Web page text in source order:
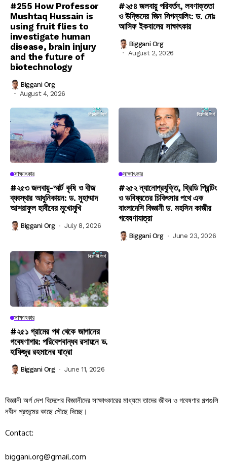
#255 How Professor
Mushtaq Hussain is
using fruit flies to
investigate human
disease, brain injury
and the future of
biotechnology
Biggani Org
August 4, 2026
#২৫৪ জলবায়ু পরিবর্তন, লবণাক্ততা
ও উদ্ভিদের জিন সিগন্যালিং: ড. মোঃ
আসিফ ইকবালের সাক্ষাৎকার
Biggani Org
August 2, 2026
সাক্ষাৎকার
#২৫৩ জলবায়ু-স্মার্ট কৃষি ও বীজ
ব্যবস্থার আধুনিকায়ন: ড. মুহাম্মাদ
আশরাফুল হাবীবের মুখোমুখি
Biggani Org July 8, 2026
সাক্ষাৎকার
#২৫২ ন্যানোপ্রযুক্তি, থ্রিডি প্রিন্টিং
ও ভবিষ্যতের চিকিৎসার পথে এক
বাংলাদেশি বিজ্ঞানী ড. মহসিন কাজীর
গবেষণাযাত্রা
Biggani Org June 23, 2026
সাক্ষাৎকার
#২৫১ গ্রামের পথ থেকে জাপানের
গবেষণাগার: পরিবেশবান্ধব রসায়নে ড.
হাফিজুর রহমানের যাত্রা
Biggani Org June 11, 2026
বিজ্ঞানী অর্গ দেশ বিদেশের বিজ্ঞানীদের সাক্ষাৎকারের মাধ্যমে তাদের জীবন ও গবেষণার গল্পগুলি
নবীন প্রজন্মের কাছে পৌছে দিচ্ছে।
Contact:
biggani.org@gmail.com